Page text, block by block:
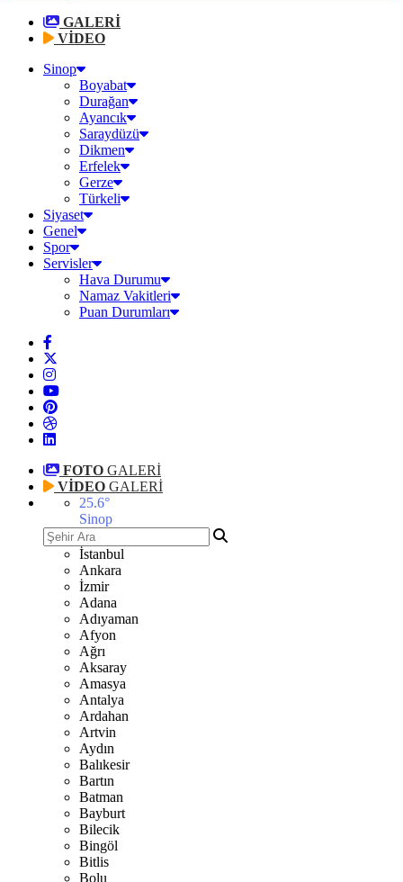
GALERİ
VİDEO
Sinop
Boyabat
Durağan
Ayancık
Saraydüzü
Dikmen
Erfelek
Gerze
Türkeli
Siyaset
Genel
Spor
Servisler
Hava Durumu
Namaz Vakitleri
Puan Durumları
FOTO GALERİ
VİDEO GALERİ
25.6°
Sinop
İstanbul
Ankara
İzmir
Adana
Adıyaman
Afyon
Ağrı
Aksaray
Amasya
Antalya
Ardahan
Artvin
Aydın
Balıkesir
Bartın
Batman
Bayburt
Bilecik
Bingöl
Bitlis
Bolu